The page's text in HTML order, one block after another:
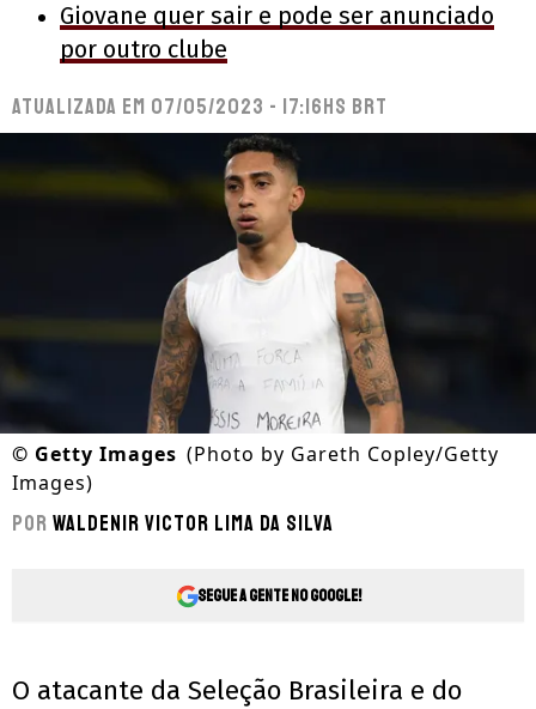
Giovane quer sair e pode ser anunciado
por outro clube
Atualizada em 07/05/2023 - 17:16hs BRT
© Getty Images (Photo by Gareth Copley/Getty
Images)
Por Waldenir Victor Lima Da Silva
Segue a gente no Google!
O atacante da Seleção Brasileira e do